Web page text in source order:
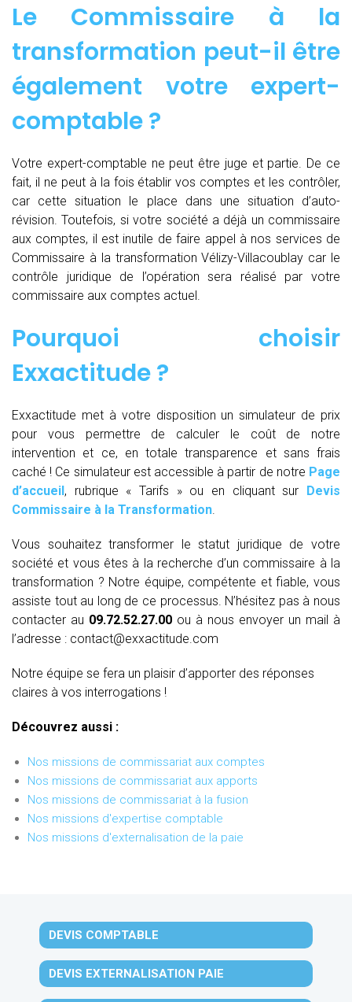
Le Commissaire à la
transformation peut-il être
également votre expert-
comptable ?
Votre expert-comptable ne peut être juge et partie. De ce
fait, il ne peut à la fois établir vos comptes et les contrôler,
car cette situation le place dans une situation d’auto-
révision. Toutefois, si votre société a déjà un commissaire
aux comptes, il est inutile de faire appel à nos services de
Commissaire à la transformation Vélizy-Villacoublay car le
contrôle juridique de l’opération sera réalisé par votre
commissaire aux comptes actuel.
Pourquoi choisir
Exxactitude ?
Exxactitude met à votre disposition un simulateur de prix
pour vous permettre de calculer le coût de notre
intervention et ce, en totale transparence et sans frais
caché ! Ce simulateur est accessible à partir de notre Page
d’accueil, rubrique « Tarifs » ou en cliquant sur Devis
Commissaire à la Transformation.
Vous souhaitez transformer le statut juridique de votre
société et vous êtes à la recherche d’un commissaire à la
transformation ? Notre équipe, compétente et fiable, vous
assiste tout au long de ce processus. N’hésitez pas à nous
contacter au 09.72.52.27.00 ou à nous envoyer un mail à
l’adresse : contact@exxactitude.com
Notre équipe se fera un plaisir d’apporter des réponses
claires à vos interrogations !
Découvrez aussi :
Nos missions de commissariat aux comptes
Nos missions de commissariat aux apports
Nos missions de commissariat à la fusion
Nos missions d'expertise comptable
Nos missions d'externalisation de la paie
DEVIS COMPTABLE
DEVIS EXTERNALISATION PAIE